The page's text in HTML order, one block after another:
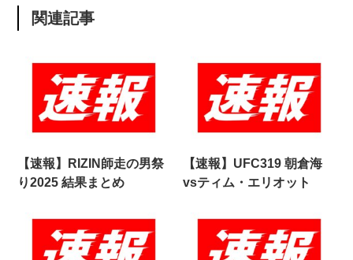
関連記事
【速報】RIZIN師走の男祭
り2025 結果まとめ
【速報】UFC319 朝倉海
vsティム・エリオット